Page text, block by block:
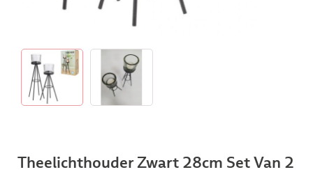
Theelichthouder Zwart 28cm Set Van 2